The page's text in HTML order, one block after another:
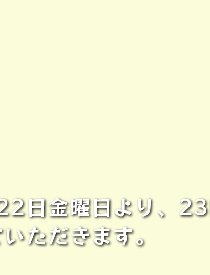
日金曜日より、
ただきます。